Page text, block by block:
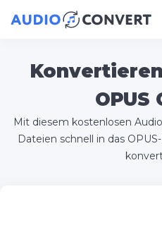
OPUS
Mit diesem kostenlosen
Dateien schnell in das